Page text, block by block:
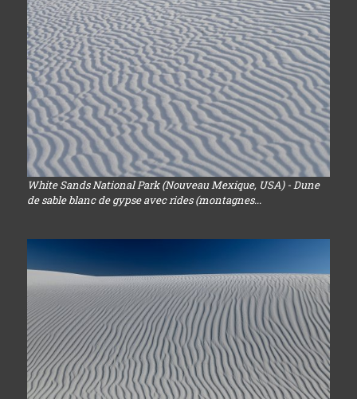
White Sands National Park (Nouveau Mexique, USA) - Dune
de sable blanc de gypse avec rides (montagnes...